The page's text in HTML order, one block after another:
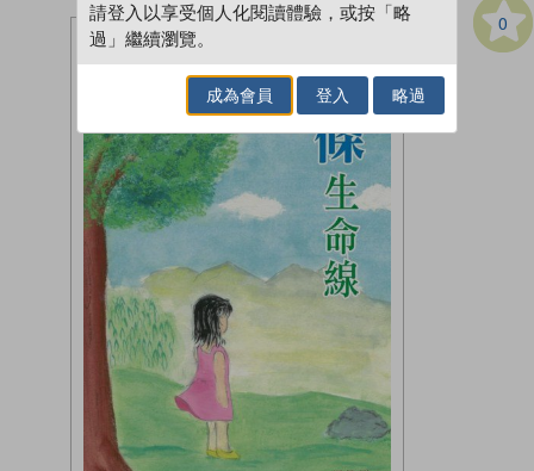
0
請登入以享受個人化閱讀體驗，或按「略
過」繼續瀏覽。
成為會員 登入 略過